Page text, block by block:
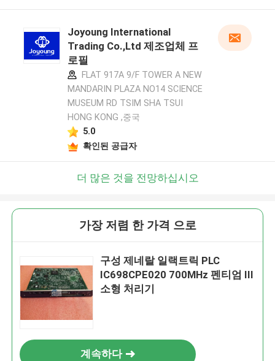
Joyoung International
Trading Co.,Ltd 제조업체 프
로필
FLAT 917A 9/F TOWER A NEW
MANDARIN PLAZA NO14 SCIENCE
MUSEUM RD TSIM SHA TSUI
HONG KONG ,중국
5.0
확인된 공급자
더 많은 것을 전망하십시오
가장 저렴 한 가격 으로
구성 제네랄 일랙트릭 PLC
IC698CPE020 700MHz 펜티엄 III
소형 처리기
계속하다